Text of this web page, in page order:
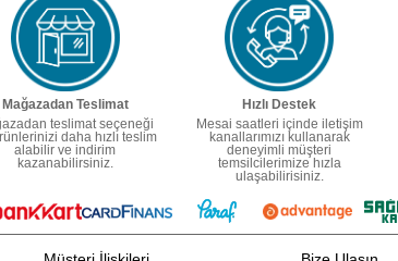
Mağazadan Teslimat
teslimat seçeneği
daha hızlı teslim
alabilir ve indirim
kazanabilirsiniz.
Hızlı Destek
Mesai saatleri içinde iletişim
kanallarımızı kullanarak
deneyimli müşteri
temsilcilerimize hızla
ulaşabilirisiniz.